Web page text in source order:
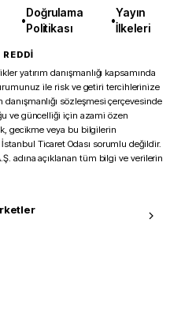
•
Doğrulama
Politikası
•
Yayın
İlkeleri
yatırım danışmanlığı kapsamında
ile risk ve getiri tercihlerinize
sözleşmesi çerçevesinde
ve güncelliği için azami özen
gecikme veya bu bilgilerin
Ticaret Odası sorumlu değildir.
adına açıklanan tüm bilgi ve verilerin